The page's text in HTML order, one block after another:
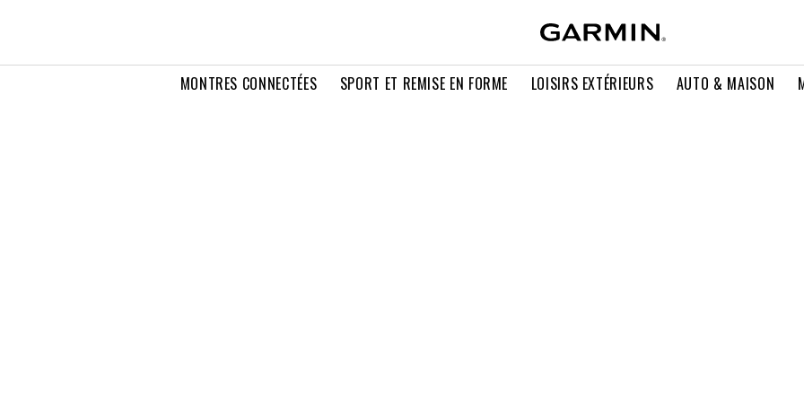
MONTRES CONNECTÉES SPORT ET REMISE EN FORME LOISIRS EXTÉRIEURS AUTO & MAISON